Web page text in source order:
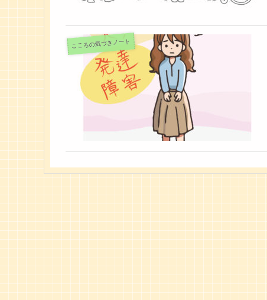
こころの気づきノート